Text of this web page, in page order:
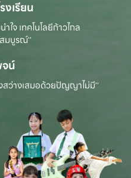
งเรียน
ใจ เทคโนโลยีก้าวไกล
มบูรณ์”
น์
ว่างเสมอด้วยปัญญาไม่มี”